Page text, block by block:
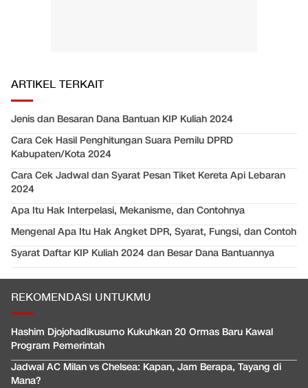
ARTIKEL TERKAIT
Jenis dan Besaran Dana Bantuan KIP Kuliah 2024
Cara Cek Hasil Penghitungan Suara Pemilu DPRD
Kabupaten/Kota 2024
Cara Cek Jadwal dan Syarat Pesan Tiket Kereta Api Lebaran
2024
Apa Itu Hak Interpelasi, Mekanisme, dan Contohnya
Mengenal Apa Itu Hak Angket DPR, Syarat, Fungsi, dan Contoh
Syarat Daftar KIP Kuliah 2024 dan Besar Dana Bantuannya
REKOMENDASI UNTUKMU
Hashim Djojohadikusumo Kukuhkan 20 Ormas Baru Kawal
Program Pemerintah
Jadwal AC Milan vs Chelsea: Kapan, Jam Berapa, Tayang di
Mana?